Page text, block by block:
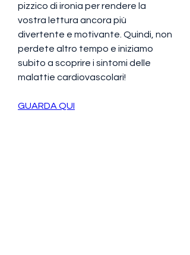
pizzico di ironia per rendere la
vostra lettura ancora più
divertente e motivante. Quindi, non
perdete altro tempo e iniziamo
subito a scoprire i sintomi delle
malattie cardiovascolari!
GUARDA QUI